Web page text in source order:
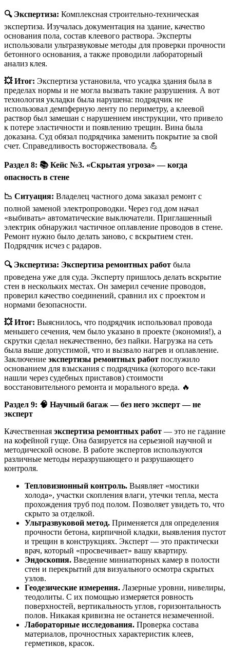
🔍Экспертиза: Комплексная строительно-техническая
экспертиза. Изучалась документация на здание, качество
основания пола, состав клеевого раствора. Эксперты
использовали ультразвуковые методы для проверки прочности
бетонного основания, а также проводили лабораторный
анализ клея.
💥Итог: Экспертиза установила, что усадка здания была в
пределах нормы и не могла вызвать такие разрушения. А вот
технология укладки была нарушена: подрядчик не
использовал демпферную ленту по периметру, а клеевой
раствор был замешан с нарушением инструкции, что привело
к потере эластичности и появлению трещин. Вина была
доказана. Суд обязал подрядчика заменить покрытие за свой
счет. Справедливость восторжествовала. 💪
Раздел 8: 📚Кейс №3. «Скрытая угроза» — когда
опасность в стене
📉 Ситуация: Владелец частного дома заказал ремонт с
полной заменой электропроводки. Через год дом начал
«выбивать» автоматические выключатели. Приглашенный
электрик обнаружил частичное оплавление проводов в стене.
Ремонт нужно было делать заново, с вскрытием стен.
Подрядчик исчез с радаров.
🔍Экспертиза: Экспертиза ремонтных работ была
проведена уже для суда. Эксперту пришлось делать вскрытие
стен в нескольких местах. Он замерил сечение проводов,
проверил качество соединений, сравнил их с проектом и
нормами безопасности.
💥Итог: Выяснилось, что подрядчик использовал провода
меньшего сечения, чем было указано в проекте (экономия!), а
скрутки сделал некачественно, без пайки. Нагрузка на сеть
была выше допустимой, что и вызвало нагрев и оплавление.
Заключение экспертизы ремонтных работ послужило
основанием для взыскания с подрядчика (которого все-таки
нашли через судебных приставов) стоимости
восстановительного ремонта и морального вреда. 🔥
Раздел 9: 🧠 Научный багаж — без него эксперт — не
эксперт
Качественная экспертиза ремонтных работ — это не гадание
на кофейной гуще. Она базируется на серьезной научной и
методической основе. В работе экспертов используются
различные методы неразрушающего и разрушающего
контроля.
Тепловизионный контроль. Выявляет «мостики
холода», участки скопления влаги, утечки тепла, места
прохождения труб под полом. Позволяет увидеть то, что
скрыто за отделкой.
Ультразвуковой метод. Применяется для определения
прочности бетона, кирпичной кладки, выявления пустот
и трещин в конструкциях. Эксперт — это практически
врач, который «просвечивает» вашу квартиру.
Эндоскопия. Введение миниатюрных камер в полости
стен и перекрытий для визуального осмотра скрытых
узлов.
Геодезические измерения. Лазерные уровни, нивелиры,
теодолиты. С их помощью измеряется ровность
поверхностей, вертикальность углов, горизонтальность
полов. Никакая кривизна не останется незамеченной.
Лабораторные исследования. Проверка состава
материалов, прочностных характеристик клеев,
герметиков, красок.